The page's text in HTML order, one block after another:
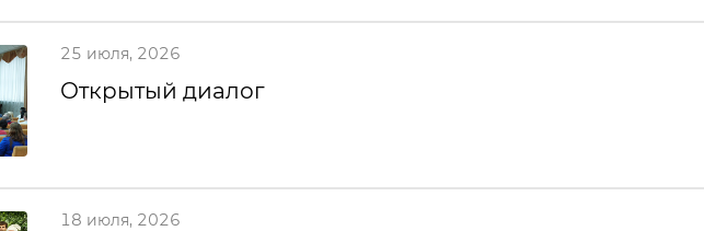
25 июля, 2026
Открытый диалог
18 июля, 2026